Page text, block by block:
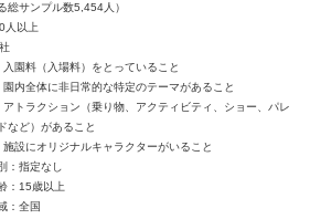
総サンプル数5,454人）
人以上
入園料（入場料）をとっていること
園内全体に非日常的な特定のテーマがあること
アトラクション（乗り物、アクティビティ、ショー、パレ
など）があること
施設にオリジナルキャラクターがいること
：指定なし
：15歳以上
：全国